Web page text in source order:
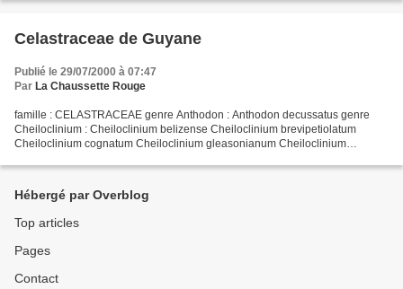
Celastraceae de Guyane
Publié le 29/07/2000 à 07:47
Par La Chaussette Rouge
famille : CELASTRACEAE genre Anthodon : Anthodon decussatus genre
Cheiloclinium : Cheiloclinium belizense Cheiloclinium brevipetiolatum
Cheiloclinium cognatum Cheiloclinium gleasonianum Cheiloclinium
Hébergé par Overblog
Top articles
Pages
Contact